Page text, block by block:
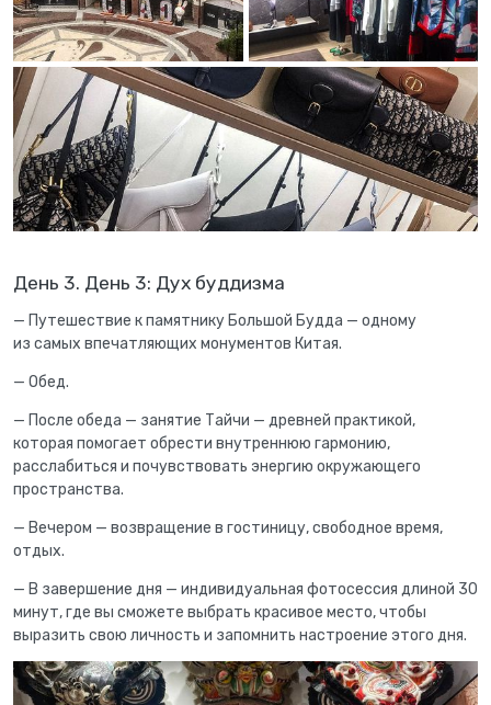
День 3. День 3: Дух буддизма
— Путешествие к памятнику Большой Будда — одному
из самых впечатляющих монументов Китая.
— Обед.
— После обеда — занятие Тайчи — древней практикой,
которая помогает обрести внутреннюю гармонию,
расслабиться и почувствовать энергию окружающего
пространства.
— Вечером — возвращение в гостиницу, свободное время,
отдых.
— В завершение дня — индивидуальная фотосессия длиной 30
минут, где вы сможете выбрать красивое место, чтобы
выразить свою личность и запомнить настроение этого дня.